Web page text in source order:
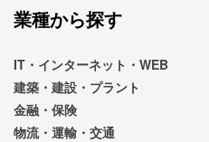
業種から探す
IT・インターネット・WEB
建築・建設・プラント
金融・保険
物流・運輸・交通